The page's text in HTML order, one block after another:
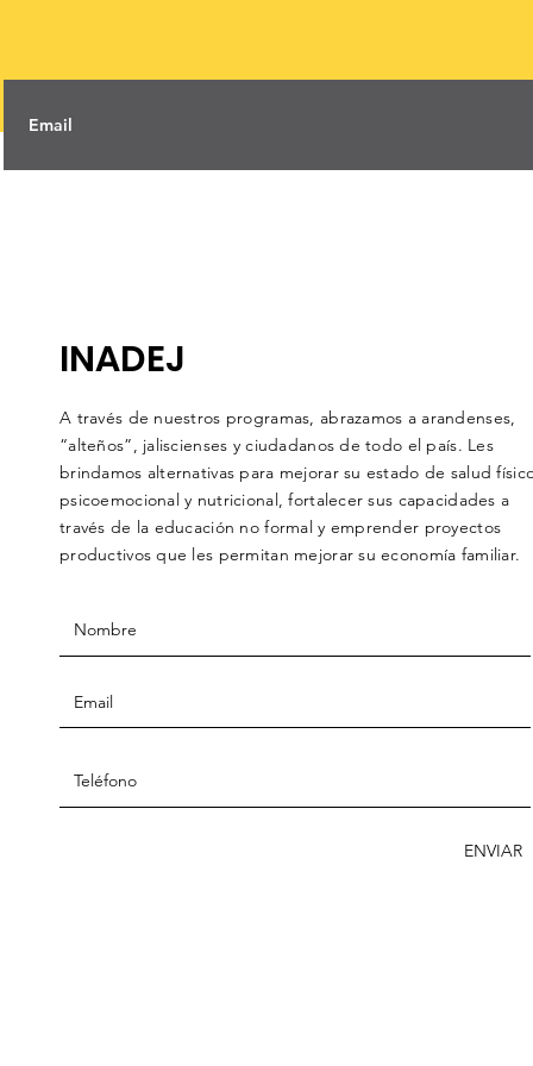
INADEJ
A través de nuestros programas, abrazamos a arandenses,
“alteños”, jaliscienses y ciudadanos de todo el país. Les
brindamos alternativas para mejorar su estado de salud
psicoemocional y nutricional, fortalecer sus capacidades a
través de la educación no formal y emprender proyectos
productivos que les permitan mejorar su economía familiar.
ENVIAR